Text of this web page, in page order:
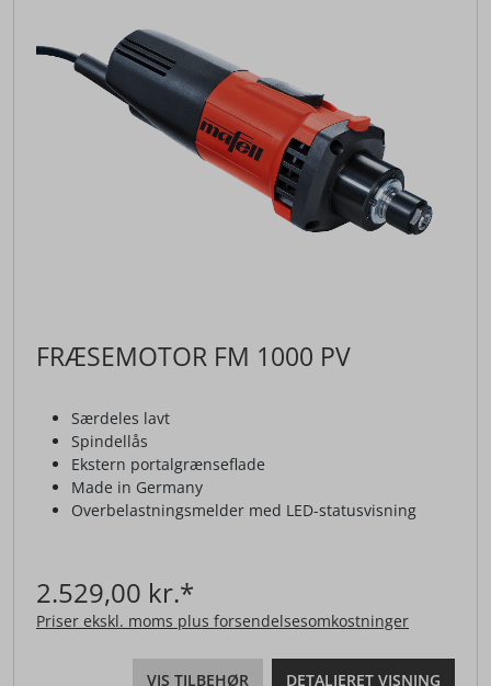
FRÆSEMOTOR FM 1000 PV
Særdeles lavt
Spindellås
Ekstern portalgrænseflade
Made in Germany
Overbelastningsmelder med LED-statusvisning
2.529,00 kr.*
Priser ekskl. moms plus forsendelsesomkostninger
VIS TILBEHØR DETALJERET VISNING